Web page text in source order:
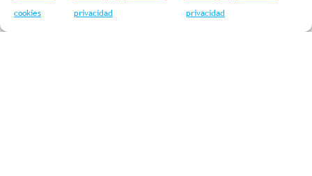
cookies
privacidad
privacidad